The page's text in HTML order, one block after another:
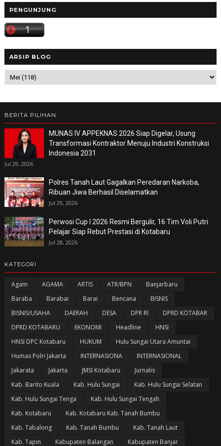
PENGUNJUNG
ARSIP BLOG
BERITA PILIHAN
MUNAS IV APPEKNAS 2026 Siap Digelar, Usung
Transformasi Kontraktor Menuju Industri Konstruksi
Indonesia 2031
Jul 29, 2026
Polres Tanah Laut Gagalkan Peredaran Narkoba,
Ribuan Jiwa Berhasil Diselamatkan
Jul 29, 2026
Perwosi Cup I 2026 Resmi Bergulir, 16 Tim Voli Putri
Pelajar Siap Rebut Prestasi di Kotabaru
Jul 28, 2026
KATEGORI
Agam AGAMA ARTIS ATR/BPN
Banjarbaru
Baraba
Barabai Barai Bencana
BISNIS
BISNIS/USAHA
DAERAH DESA DPR RI
DPRD KOTABAR
DPRD KOTABARU
EKONOMI Headline
HNSI
HNSI DPC Kotabaru
HUKUM
Hulu Sungai Utara Amuntai
Humas Polri Jakarta
INTERNASIONA
INTERNASIONAL
Jakarata
Jakarta JMSI Kotabaru
Jurnalis
Kab. Barito Kuala
Kab. Hulu Sungai
Kab. Hulu Sungai Selatan
Kab. Hulu Sungai Tenga
Kab. Hulu Sungai Tengah
Kab. Kotabaru
Kab. Kotabaru Kab. Tanah Bumbu
Kab. Tabalong
Kab. Tanah Bumbu
Kab. Tanah Laut
Kab. Tapin
Kabupaten Balangan
Kabupaten Banjar